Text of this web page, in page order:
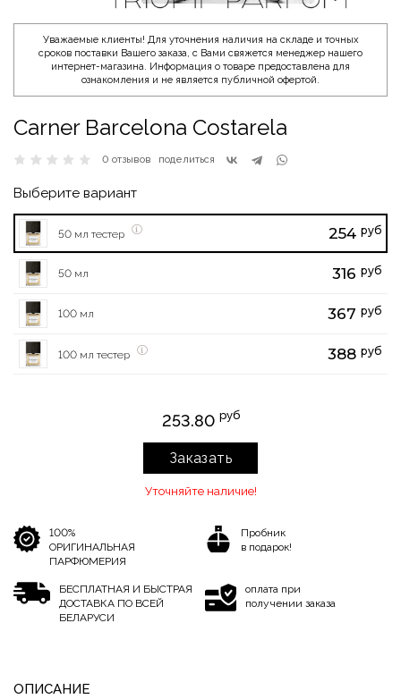
Уважаемые клиенты! Для уточнения наличия на складе и точных
сроков поставки Вашего заказа, с Вами свяжется менеджер нашего
интернет-магазина. Информация о товаре предоставлена для
ознакомления и не является публичной офертой.
Carner Barcelona Costarela
0 отзывов поделиться
Выберите вариант
50 мл тестер 254 руб
50 мл 316 руб
100 мл 367 руб
100 мл тестер 388 руб
253.80 руб
Заказать
Уточняйте наличие!
100%
ОРИГИНАЛЬНАЯ
ПАРФЮМЕРИЯ
Пробник
в подарок!
БЕСПЛАТНАЯ И БЫСТРАЯ
ДОСТАВКА ПО ВСЕЙ
БЕЛАРУСИ
оплата при
получении заказа
ОПИСАНИЕ